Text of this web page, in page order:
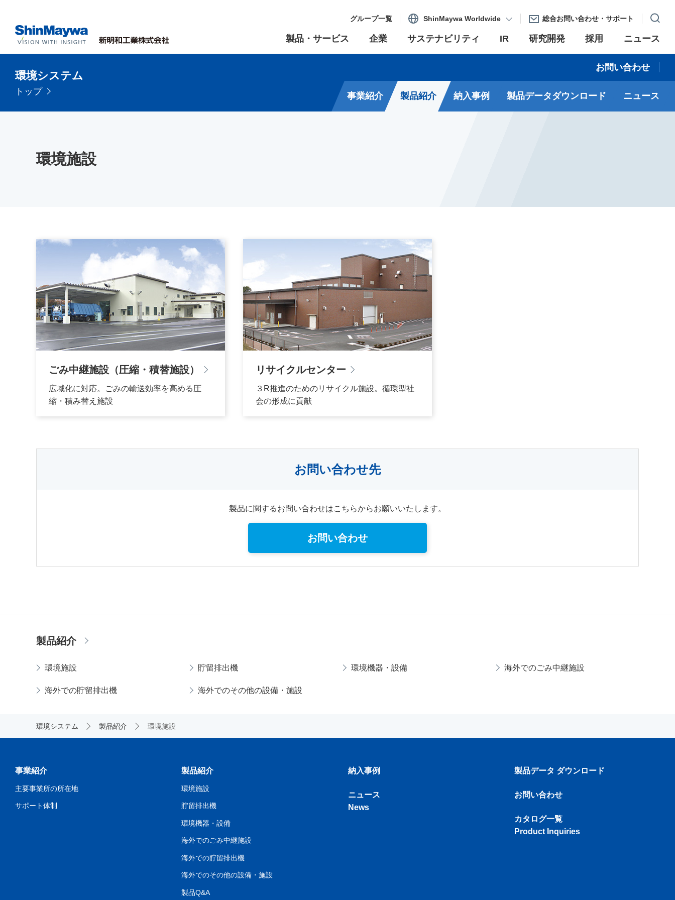
製品・サービス 企業 サステナビリティ IR 研究開発 採用 ニュース
グループ一覧 ShinMaywa Worldwide 総合お問い合わせ・サポート
環境システム
トップ
お問い合わせ
事業紹介 製品紹介 納入事例 製品データダウンロード ニュース
環境施設
ごみ中継施設（圧縮・積替施設）
広域化に対応。ごみの輸送効率を高める圧
縮・積み替え施設
リサイクルセンター
３R推進のためのリサイクル施設。循環型社
会の形成に貢献
お問い合わせ先
製品に関するお問い合わせはこちらからお願いいたします。
お問い合わせ
製品紹介
環境施設 貯留排出機 環境機器・設備 海外でのごみ中継施設
海外での貯留排出機 海外でのその他の設備・施設
環境システム 製品紹介 環境施設
事業紹介
主要事業所の所在地
サポート体制
製品紹介
環境施設
貯留排出機
環境機器・設備
海外でのごみ中継施設
海外での貯留排出機
海外でのその他の設備・施設
製品Q&A
納入事例
ニュース
News
製品データ ダウンロード
お問い合わせ
カタログ一覧
Product Inquiries